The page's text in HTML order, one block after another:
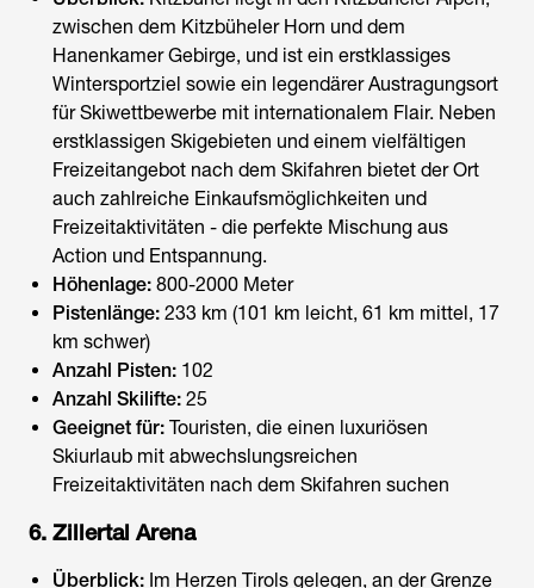
zwischen dem Kitzbüheler Horn und dem
Hanenkamer Gebirge, und ist ein erstklassiges
Wintersportziel sowie ein legendärer Austragungsort
für Skiwettbewerbe mit internationalem Flair. Neben
erstklassigen Skigebieten und einem vielfältigen
Freizeitangebot nach dem Skifahren bietet der Ort
auch zahlreiche Einkaufsmöglichkeiten und
Freizeitaktivitäten - die perfekte Mischung aus
Action und Entspannung.
Höhenlage: 800-2000 Meter
Pistenlänge: 233 km (101 km leicht, 61 km mittel, 17
km schwer)
Anzahl Pisten: 102
Anzahl Skilifte: 25
Geeignet für: Touristen, die einen luxuriösen
Skiurlaub mit abwechslungsreichen
Freizeitaktivitäten nach dem Skifahren suchen
6. Zillertal Arena
Überblick: Im Herzen Tirols gelegen, an der Grenze